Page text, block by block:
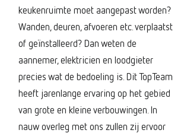
keukenruimte moet aangepast worden?
Wanden, deuren, afvoeren etc. verplaatst
of geïnstalleerd? Dan weten de
aannemer, elektricien en loodgieter
precies wat de bedoeling is. Dit TopTeam
heeft jarenlange ervaring op het gebied
van grote en kleine verbouwingen. In
nauw overleg met ons zullen zij ervoor